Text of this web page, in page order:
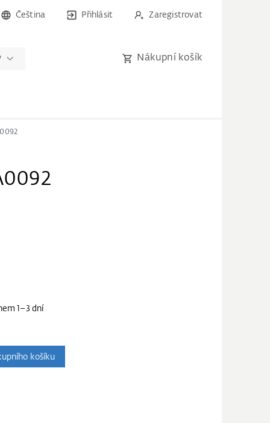
Čeština Přihlásit Zaregistrovat
Nákupní košík
1–3 dní
košíku